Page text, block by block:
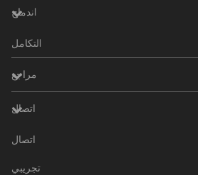
اندماج
التكامل
مراجع
اتصال
اتصال
تجريبي